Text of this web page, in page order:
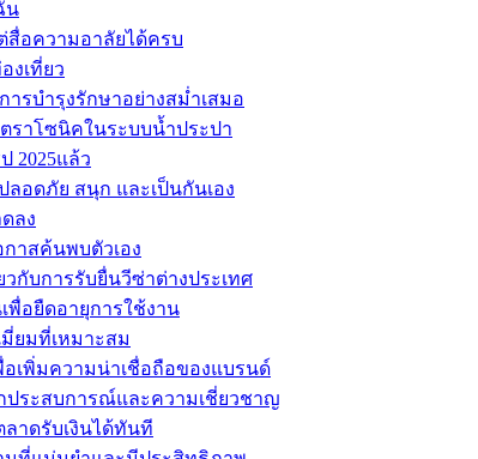
น
สื่อความอาลัยได้ครบ
งเที่ยว
ารบำรุงรักษาอย่างสม่ำเสมอ
ราโซนิคในระบบน้ำประปา
2025แล้ว
อดภัย สนุก และเป็นกันเอง
ลง
าสค้นพบตัวเอง
กับการรับยื่นวีซ่าต่างประเทศ
พื่อยืดอายุการใช้งาน
ยมที่เหมาะสม
เพิ่มความน่าเชื่อถือของแบรนด์
ประสบการณ์และความเชี่ยวชาญ
าดรับเงินได้ทันที